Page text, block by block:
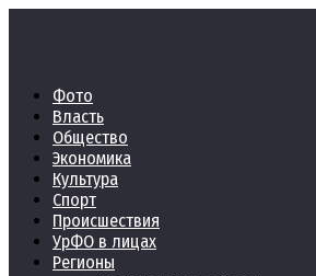
Фото
Власть
Общество
Экономика
Культура
Спорт
Происшествия
УрФО в лицах
Регионы